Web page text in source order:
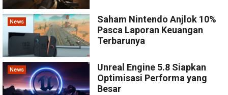
News
Saham Nintendo Anjlok 10%
Pasca Laporan Keuangan
Terbarunya
News
Unreal Engine 5.8 Siapkan
Optimisasi Performa yang
Besar